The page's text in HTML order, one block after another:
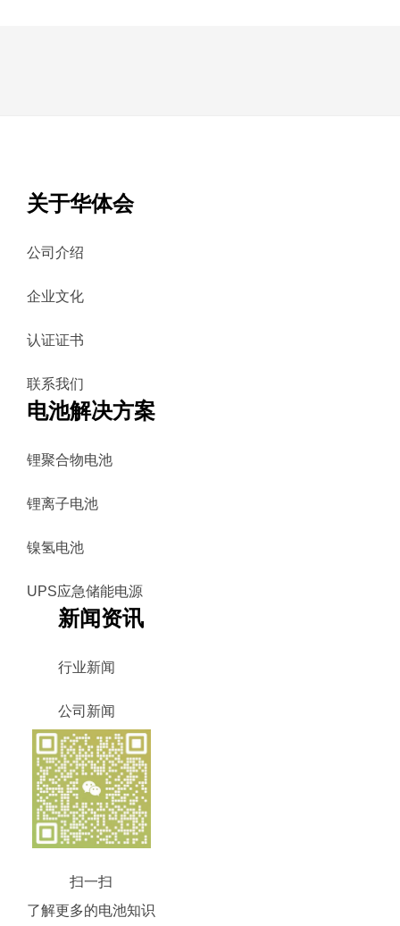
关于华体会
公司介绍
企业文化
认证证书
联系我们
电池解决方案
锂聚合物电池
锂离子电池
镍氢电池
UPS应急储能电源
新闻资讯
行业新闻
公司新闻
扫一扫
了解更多的电池知识